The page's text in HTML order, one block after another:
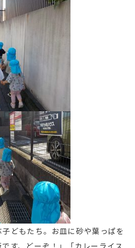
どもたち。お皿に砂や葉っぱを
す、どーぞ！」「カレーライス